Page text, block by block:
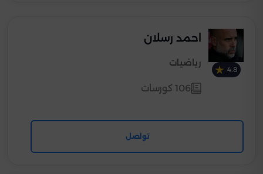
4.8
احمد رسلان
رياضيات
106 كورسات
تواصل